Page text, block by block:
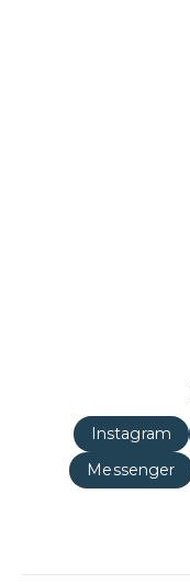
Instagram
Messenger